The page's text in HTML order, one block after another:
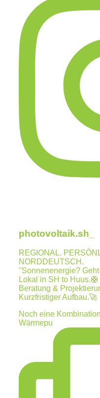
photovoltaik.sh_
REGIONAL.
NORDDEUTSCH.
"Sonnenenergie?
Lokal in SH to Huus.🛟
Beratung &
Kurzfristiger Aufbau.🚀
Noch eine
Wärmepu